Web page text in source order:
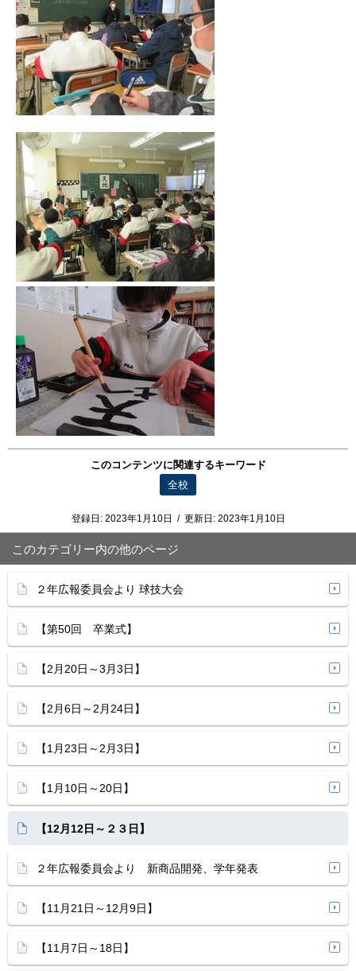
このコンテンツに関連するキーワード
全校
登録日: 2023年1月10日 / 更新日: 2023年1月10日
このカテゴリー内の他のページ
２年広報委員会より 球技大会
【第50回 卒業式】
【2月20日～3月3日】
【2月6日～2月24日】
【1月23日～2月3日】
【1月10日～20日】
【12月12日～２３日】
２年広報委員会より 新商品開発、学年発表
【11月21日～12月9日】
【11月7日～18日】